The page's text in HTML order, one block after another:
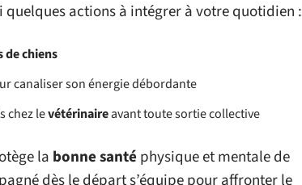
actions à intégrer à votre quotidien :
de chiens
canaliser son énergie débordante
chez levétérinaireavant toute sortie collective
la bonne santé physique et mentale de
dès le départ s’équipe pour affronter le